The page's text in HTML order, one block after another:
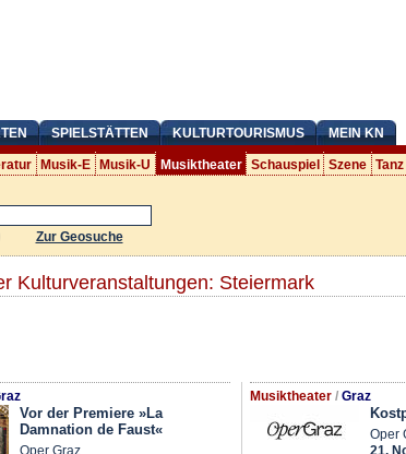
SPIELSTÄTTEN KULTURTOURISMUS MEIN KN
Musik-E Musik-U Musiktheater Schauspiel Szene Tanz
Zur Geosuche
Kulturveranstaltungen: Steiermark
Vor der Premiere »La
Damnation de Faust«
Oper Graz
Musiktheater / Graz
Oper
21.